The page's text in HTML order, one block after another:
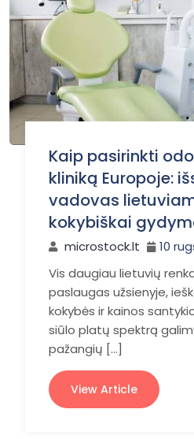
Kaip pasirinkti
kliniką Europoje:
vadovas
kokybiškai
microstock.lt
10
Vis daugiau lietuvių
paslaugas užsienyje,
kokybės ir kainos
siūlo platų spektrą
pažangių […]
View Article